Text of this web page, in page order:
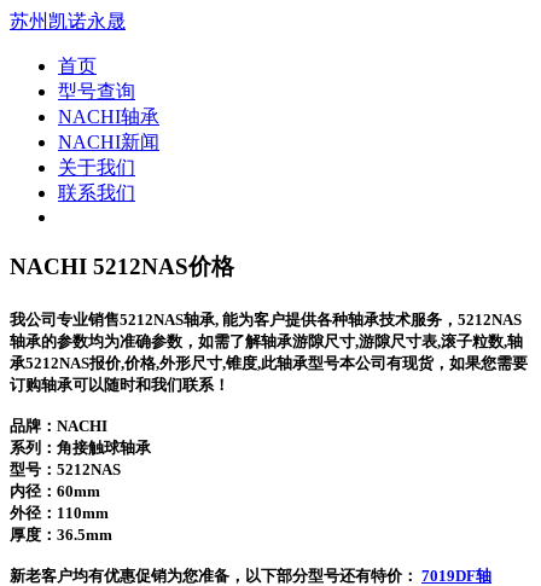
苏州凯诺永晟
首页
型号查询
NACHI轴承
NACHI新闻
关于我们
联系我们
NACHI 5212NAS价格
我公司专业销售5212NAS轴承, 能为客户提供各种轴承技术服务，5212NAS
轴承的参数均为准确参数，如需了解轴承游隙尺寸,游隙尺寸表,滚子粒数,轴
承5212NAS报价,价格,外形尺寸,锥度,此轴承型号本公司有现货，如果您需要
订购轴承可以随时和我们联系！
品牌：NACHI
系列：角接触球轴承
型号： 5212NAS
内径：60mm
外径：110mm
厚度：36.5mm
新老客户均有优惠促销为您准备，以下部分型号还有特价： 7019DF轴